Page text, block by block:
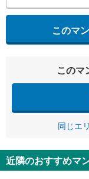
このマ
このマ
同じエ
近隣のおすすめマ